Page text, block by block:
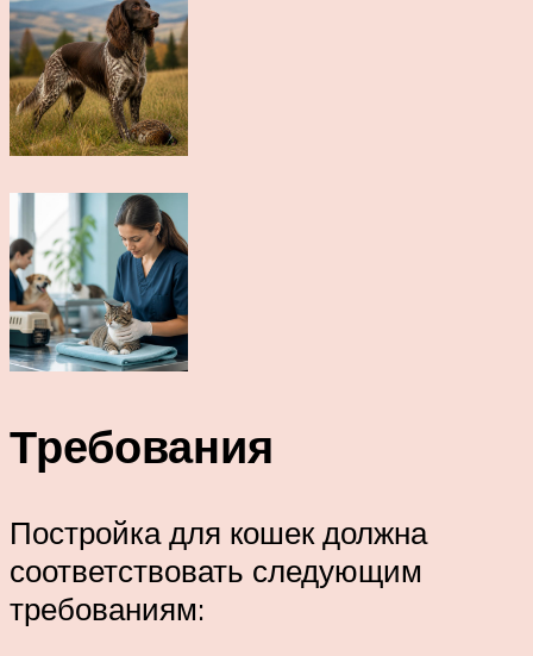
Требования
Постройка для кошек должна
соответствовать следующим
требованиям: